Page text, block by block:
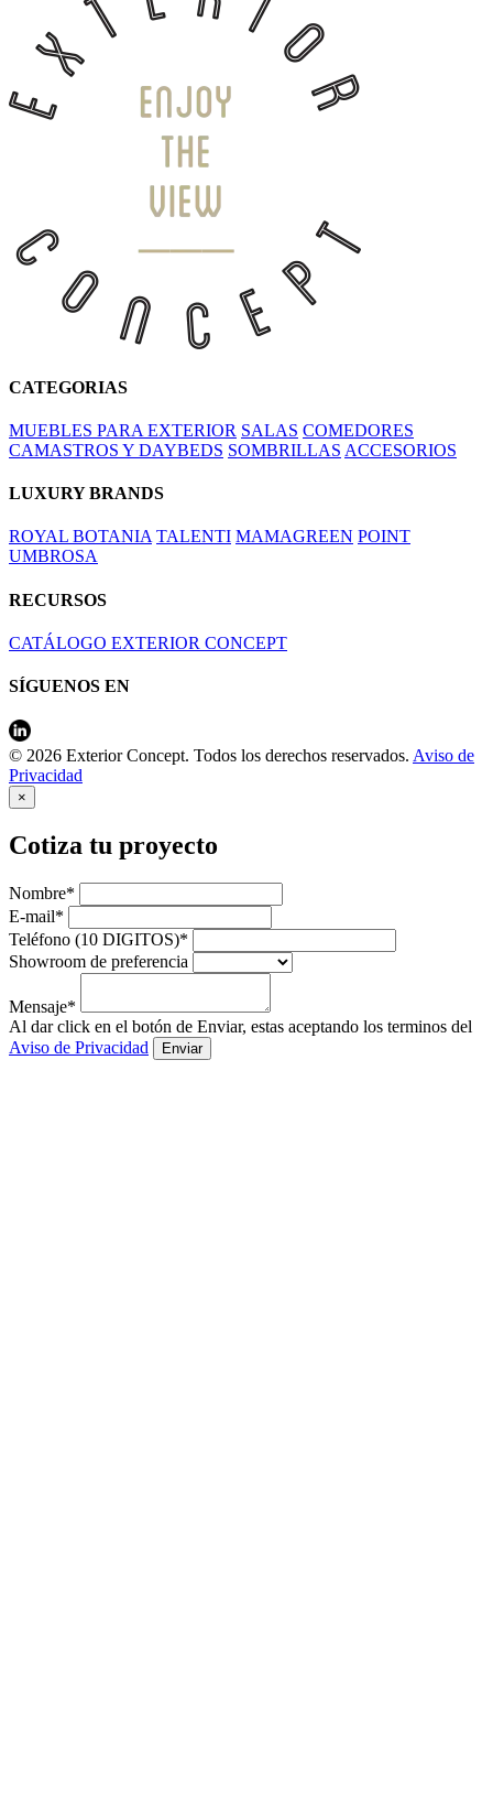
CATEGORIAS
MUEBLES PARA EXTERIOR SALAS COMEDORES
CAMASTROS Y DAYBEDS SOMBRILLAS ACCESORIOS
LUXURY BRANDS
ROYAL BOTANIA TALENTI MAMAGREEN POINT
UMBROSA
RECURSOS
CATÁLOGO EXTERIOR CONCEPT
SÍGUENOS EN
© 2026 Exterior Concept. Todos los derechos reservados. Aviso de
Privacidad
×
Cotiza tu proyecto
Nombre*
E-mail*
Teléfono (10 DIGITOS)*
Showroom de preferencia
Mensaje*
Al dar click en el botón de Enviar, estas aceptando los terminos del
Aviso de Privacidad